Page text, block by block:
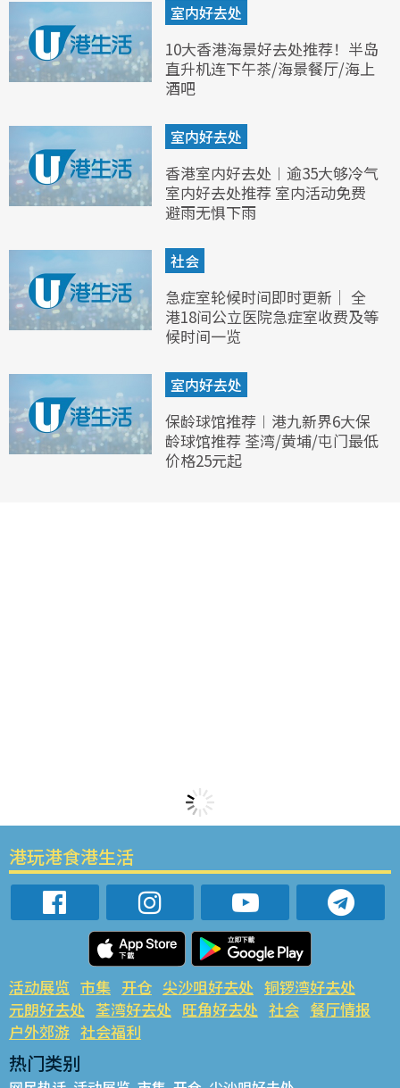
室内好去处
10大香港海景好去处推荐！半岛
直升机连下午茶/海景餐厅/海上
酒吧
室内好去处
香港室内好去处︱逾35大够冷气
室内好去处推荐 室内活动免费
避雨无惧下雨
社会
急症室轮候时间即时更新｜ 全
港18间公立医院急症室收费及等
候时间一览
室内好去处
保龄球馆推荐︱港九新界6大保
龄球馆推荐 荃湾/黄埔/屯门最低
价格25元起
港玩港食港生活
活动展览 市集 开仓 尖沙咀好去处 铜锣湾好去处
元朗好去处 荃湾好去处 旺角好去处 社会 餐厅情报
户外郊游 社会福利
热门类别